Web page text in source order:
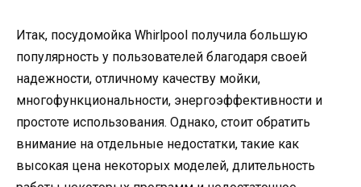
Итак, посудомойка Whirlpool получила большую
популярность у пользователей благодаря своей
надежности, отличному качеству мойки,
многофункциональности, энергоэффективности и
простоте использования. Однако, стоит обратить
внимание на отдельные недостатки, такие как
высокая цена некоторых моделей, длительность